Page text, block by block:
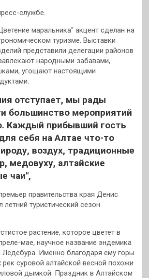
службе.
маральника" акцент сделан на
туризме. Выставки
представили делегации районов
народными забавами,
угощают настоящими
отступает, мы рады
большинство мероприятий
Каждый прибывший гость
себя на Алтае что-то
воздух, традиционные
медовуху, алтайские
чаи",
правительства края Денис
летний туристический сезон
растение, которое цветет в
мае, научное название эндемика
Именно благодаря ему горы
рек суровой алтайской весной похожи
дымкой. Праздник в Алтайском